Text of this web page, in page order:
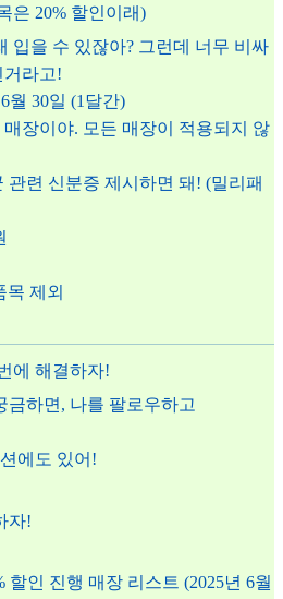
은 20% 할인이래)
입을 수 있잖아? 그런데 너무 비싸
거라고!
월 30일 (1달간)
매장이야. 모든 매장이 적용되지 않
관련 신분증 제시하면 돼! (밀리패
제외
에 해결하자!
금하면, 나를 팔로우하고
에도 있어!
자!
할인 진행 매장 리스트 (2025년 6월